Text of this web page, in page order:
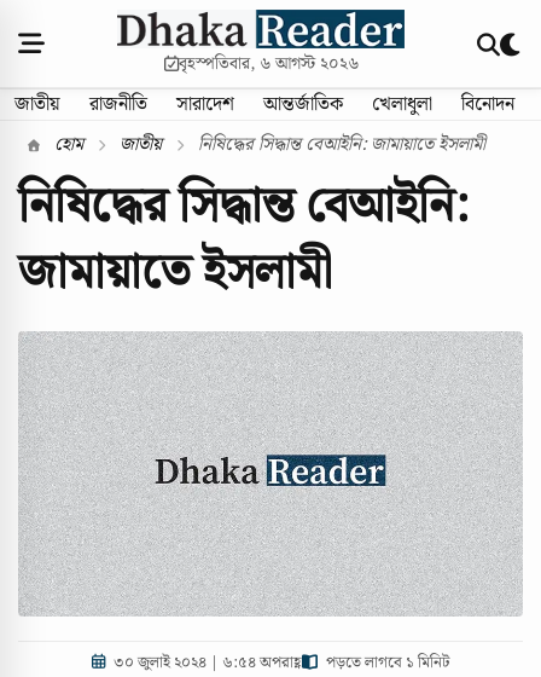
বৃহস্পতিবার, ৬ আগস্ট ২০২৬
জাতীয় রাজনীতি সারাদেশ আন্তর্জাতিক খেলাধুলা বিনোদন
হোম জাতীয় নিষিদ্ধের সিদ্ধান্ত বেআইনি: জামায়াতে ইসলামী
নিষিদ্ধের সিদ্ধান্ত বেআইনি:
জামায়াতে ইসলামী
৩০ জুলাই ২০২৪ | ৬:৫৪ অপরাহ্ণ পড়তে লাগবে ১ মিনিট